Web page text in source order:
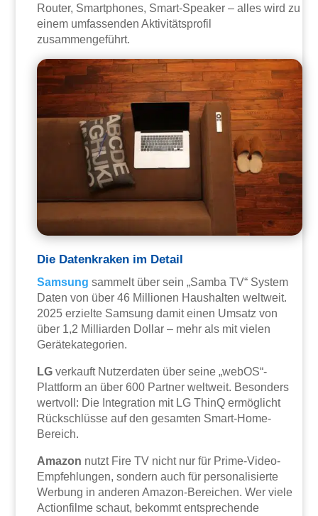
Router, Smartphones, Smart-Speaker – alles wird zu
einem umfassenden Aktivitätsprofil
zusammengeführt.
Die Datenkraken im Detail
Samsung sammelt über sein „Samba TV“ System
Daten von über 46 Millionen Haushalten weltweit.
2025 erzielte Samsung damit einen Umsatz von
über 1,2 Milliarden Dollar – mehr als mit vielen
Gerätekategorien.
LG verkauft Nutzerdaten über seine „webOS“-
Plattform an über 600 Partner weltweit. Besonders
wertvoll: Die Integration mit LG ThinQ ermöglicht
Rückschlüsse auf den gesamten Smart-Home-
Bereich.
Amazon nutzt Fire TV nicht nur für Prime-Video-
Empfehlungen, sondern auch für personalisierte
Werbung in anderen Amazon-Bereichen. Wer viele
Actionfilme schaut, bekommt entsprechende